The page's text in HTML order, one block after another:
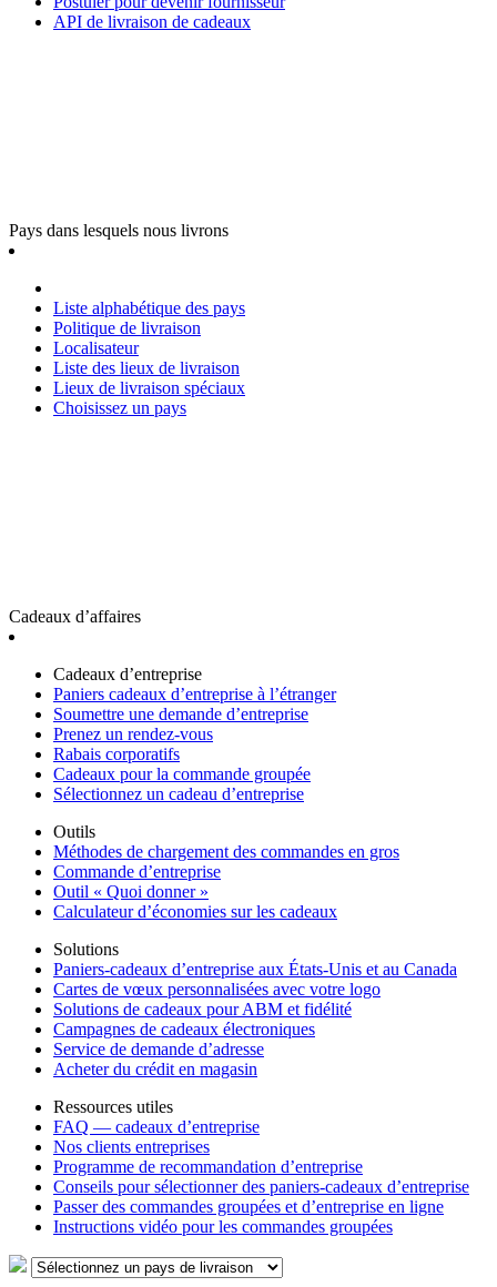
API de livraison de cadeaux
Pays dans lesquels nous livrons
Liste alphabétique des pays
Politique de livraison
Localisateur
Liste des lieux de livraison
Lieux de livraison spéciaux
Choisissez un pays
Cadeaux d’affaires
Cadeaux d’entreprise
Paniers cadeaux d’entreprise à l’étranger
Soumettre une demande d’entreprise
Prenez un rendez-vous
Rabais corporatifs
Cadeaux pour la commande groupée
Sélectionnez un cadeau d’entreprise
Outils
Méthodes de chargement des commandes en gros
Commande d’entreprise
Outil « Quoi donner »
Calculateur d’économies sur les cadeaux
Solutions
Paniers-cadeaux d’entreprise aux États-Unis et au Canada
Cartes de vœux personnalisées avec votre logo
Solutions de cadeaux pour ABM et fidélité
Campagnes de cadeaux électroniques
Service de demande d’adresse
Acheter du crédit en magasin
Ressources utiles
FAQ — cadeaux d’entreprise
Nos clients entreprises
Programme de recommandation d’entreprise
Conseils pour sélectionner des paniers-cadeaux d’entreprise
Passer des commandes groupées et d’entreprise en ligne
Instructions vidéo pour les commandes groupées